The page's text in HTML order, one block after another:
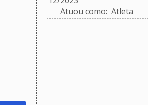
Atuou como: Atleta